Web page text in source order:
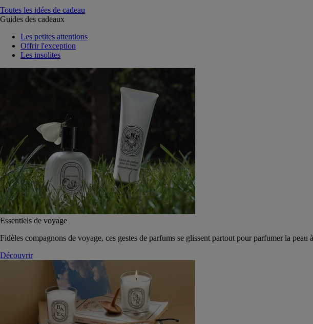
Toutes les idées de cadeau
Guides des cadeaux
Les petites attentions
Offrir l'exception
Les insolites
Essentiels de voyage
Fidèles compagnons de voyage, ces gestes de parfums se glissent partout pour parfumer la peau
Découvrir